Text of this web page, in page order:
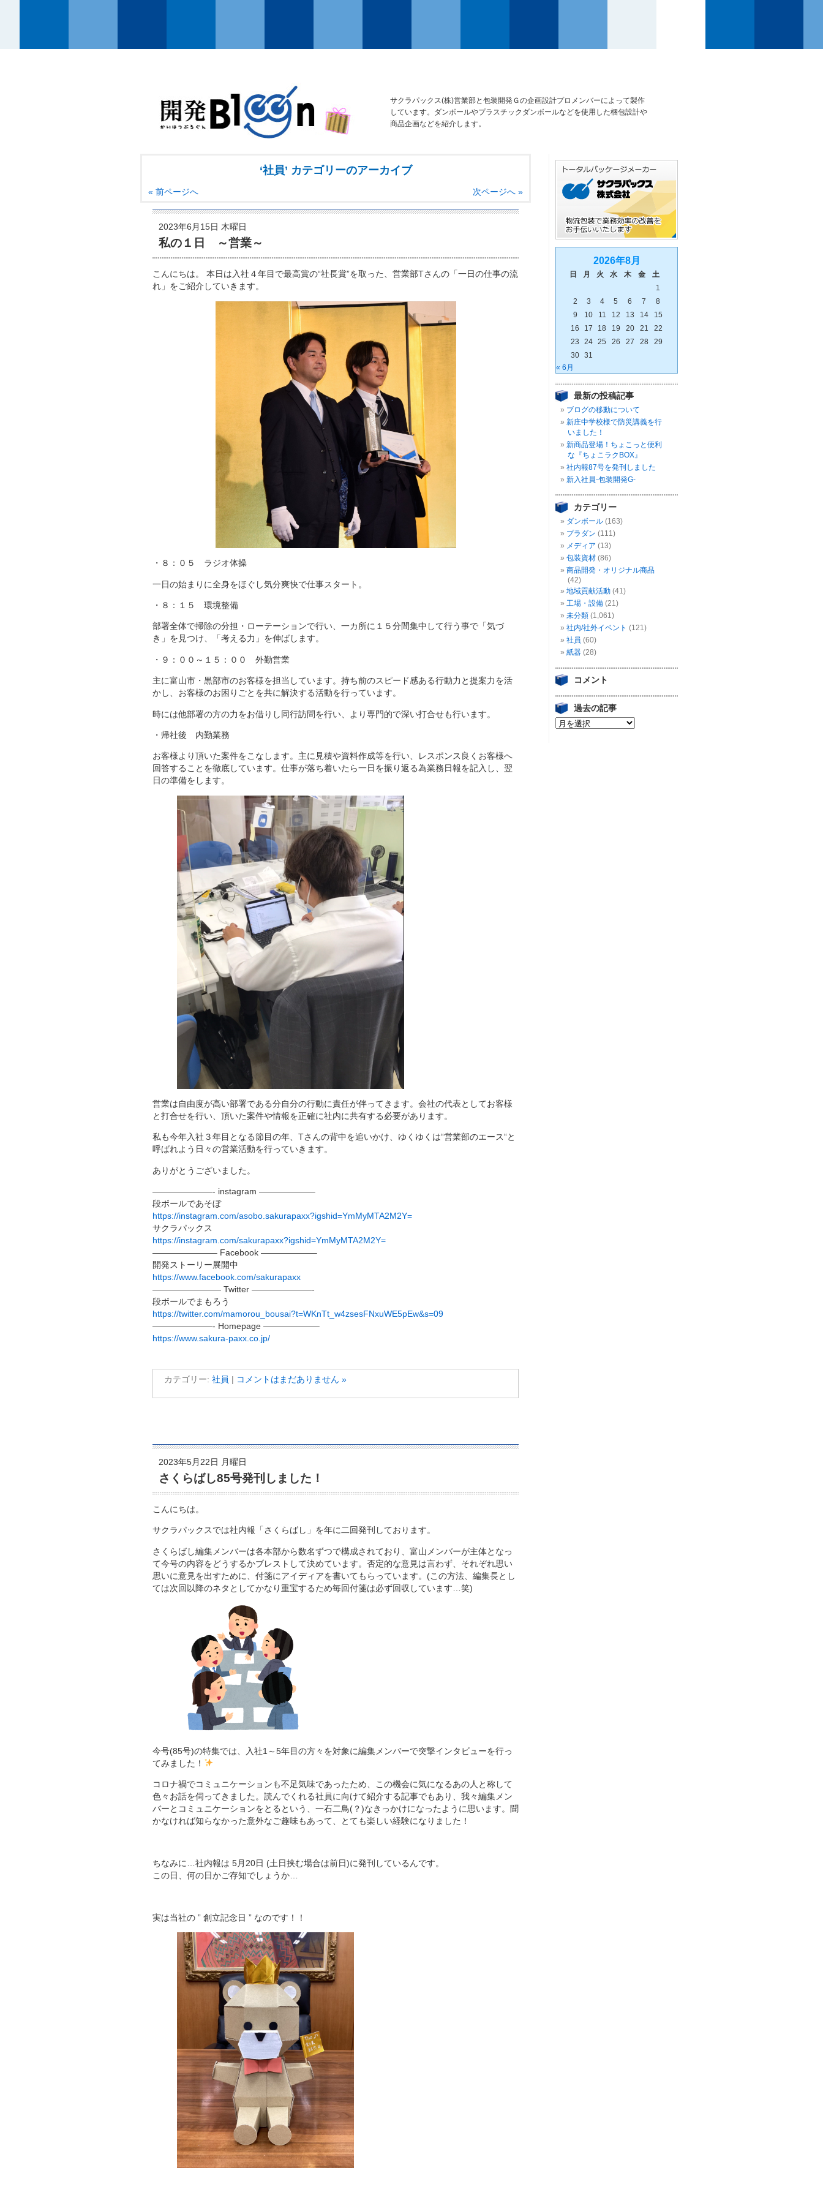
サクラパックス(株)営業部と包装開発Ｇの企画設計プロメンバーによって製作
しています。ダンボールやプラスチックダンボールなどを使用した梱包設計や
商品企画などを紹介します。
‘社員’ カテゴリーのアーカイブ
« 前ページへ 次ページへ »
2023年6月15日 木曜日
私の１日 ～営業～
こんにちは。 本日は入社４年目で最高賞の“社長賞”を取った、営業部Tさんの「一日の仕事の流
れ」をご紹介していきます。
・８：０５ ラジオ体操
一日の始まりに全身をほぐし気分爽快で仕事スタート。
・８：１５ 環境整備
部署全体で掃除の分担・ローテーションで行い、一カ所に１５分間集中して行う事で「気づ
き」を見つけ、「考える力」を伸ばします。
・９：００～１５：００ 外勤営業
主に富山市・黒部市のお客様を担当しています。持ち前のスピード感ある行動力と提案力を活
かし、お客様のお困りごとを共に解決する活動を行っています。
時には他部署の方の力をお借りし同行訪問を行い、より専門的で深い打合せも行います。
・帰社後 内勤業務
お客様より頂いた案件をこなします。主に見積や資料作成等を行い、レスポンス良くお客様へ
回答することを徹底しています。仕事が落ち着いたら一日を振り返る為業務日報を記入し、翌
日の準備をします。
営業は自由度が高い部署である分自分の行動に責任が伴ってきます。会社の代表としてお客様
と打合せを行い、頂いた案件や情報を正確に社内に共有する必要があります。
私も今年入社３年目となる節目の年、Tさんの背中を追いかけ、ゆくゆくは“営業部のエース“と
呼ばれよう日々の営業活動を行っていきます。
ありがとうございました。
———————- instagram ——————–
段ボールであそぼ
https://instagram.com/asobo.sakurapaxx?igshid=YmMyMTA2M2Y=
サクラパックス
https://instagram.com/sakurapaxx?igshid=YmMyMTA2M2Y=
———————– Facebook ——————–
開発ストーリー展開中
https://www.facebook.com/sakurapaxx
———————— Twitter ———————-
段ボールでまもろう
https://twitter.com/mamorou_bousai?t=WKnTt_w4zsesFNxuWE5pEw&s=09
———————- Homepage ——————–
https://www.sakura-paxx.co.jp/
カテゴリー: 社員 | コメントはまだありません »
2023年5月22日 月曜日
さくらばし85号発刊しました！
こんにちは。
サクラパックスでは社内報「さくらばし」を年に二回発刊しております。
さくらばし編集メンバーは各本部から数名ずつで構成されており、富山メンバーが主体となっ
て今号の内容をどうするかブレストして決めています。否定的な意見は言わず、それぞれ思い
思いに意見を出すために、付箋にアイディアを書いてもらっています。(この方法、編集長とし
ては次回以降のネタとしてかなり重宝するため毎回付箋は必ず回収しています…笑)
今号(85号)の特集では、入社1～5年目の方々を対象に編集メンバーで突撃インタビューを行っ
てみました！
コロナ禍でコミュニケーションも不足気味であったため、この機会に気になるあの人と称して
色々お話を伺ってきました。読んでくれる社員に向けて紹介する記事でもあり、我々編集メン
バーとコミュニケーションをとるという、一石二鳥(？)なきっかけになったように思います。聞
かなければ知らなかった意外なご趣味もあって、とても楽しい経験になりました！
ちなみに…社内報は 5月20日 (土日挟む場合は前日)に発刊しているんです。
この日、何の日かご存知でしょうか…
実は当社の ” 創立記念日 ” なのです！！
2026年8月
日 月 火 水 木 金
土
1
2
3 4 5 6 7
8
9
10 11 12 13 14
15
16
17 18 19 20 21
22
23
24 25 26 27 28
29
30 31
« 6月
最新の投稿記事
ブログの移動について
新庄中学校様で防災講義を行
いました！
新商品登場！ちょこっと便利
な『ちょこラクBOX』
社内報87号を発刊しました
新入社員-包装開発G-
カテゴリー
ダンボール (163)
プラダン (111)
メディア (13)
包装資材 (86)
商品開発・オリジナル商品
(42)
地域貢献活動 (41)
工場・設備 (21)
未分類 (1,061)
社内/社外イベント (121)
社員 (60)
紙器 (28)
コメント
過去の記事